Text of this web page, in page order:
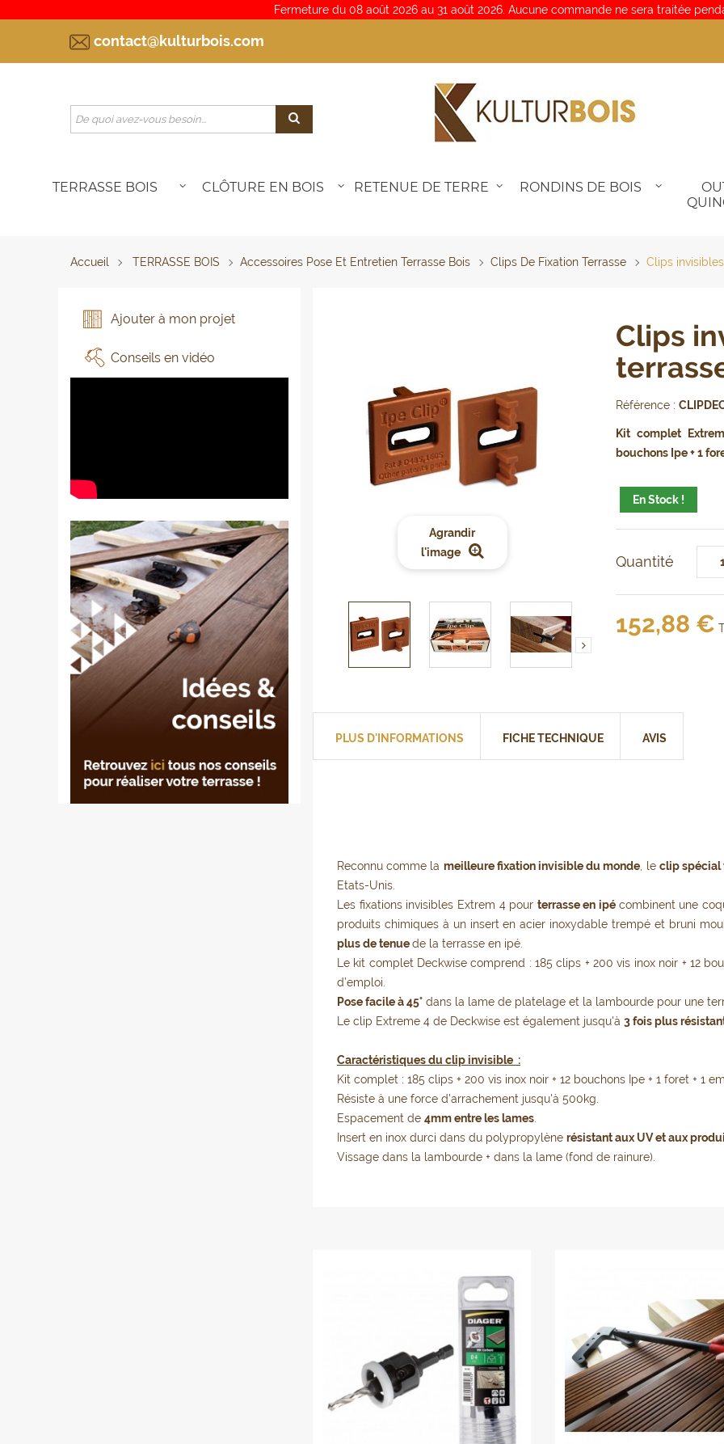
Fermeture du 08 août 2026 au 31 août 2026. Aucune commande ne sera traitée
contact@kulturbois.com
TERRASSE BOIS CLÔTURE EN BOIS RETENUE DE TERRE RONDINS DE BOIS
Accueil TERRASSE BOIS Accessoires Pose Et Entretien Terrasse Bois Clips De Fixation Terrasse Clips
Ajouter à mon projet
Conseils en vidéo
Agrandir
l'image
Clips
Référence :
Kit complet
bouchons Ipe + 1
En Stock !
Quantité
152,88 €
PLUS D'INFORMATIONS FICHE TECHNIQUE AVIS
Reconnu comme la meilleure fixation invisible du monde , le clip spécial
Etats-Unis.
Les fixations invisibles Extrem 4 pour terrasse en ipé combinent une
produits chimiques à un insert en acier inoxydable trempé et bruni
plus de tenuede la terrasse en ipé.
Le kit complet Deckwise comprend : 185 clips + 200 vis inox noir + 12
d’emploi.
Pose facile à 45° dans la lame de platelage et la lambourde pour une
Le clip Extreme 4 de Deckwise est également jusqu'à 3 fois plus
Caractéristiques du clip invisible :
Kit complet : 185 clips + 200 vis inox noir + 12 bouchons Ipe + 1 foret + 1
Résiste à une force d'arrachement jusqu'à 500kg.
Espacement de 4mm entre les lames
Insert en inox durci dans du polypropylène résistant aux UV et aux
Vissage dans la lambourde + dans la lame (fond de rainure).